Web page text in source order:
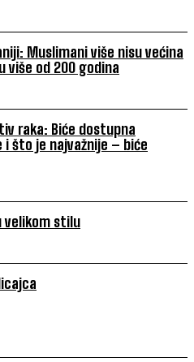
Muslimani više nisu većina
više od 200 godina
raka: Biće dostupna
što je najvažnije – biće
velikom stilu